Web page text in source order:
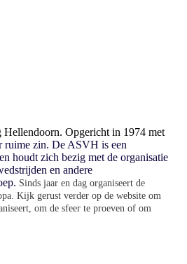
Opgericht in 1974 met
ruime zin. De ASVH is een
houdt zich bezig met de organisatie
en andere
Sinds jaar en dag organiseert de
Kijk gerust verder op de website om
om de sfeer te proeven of om